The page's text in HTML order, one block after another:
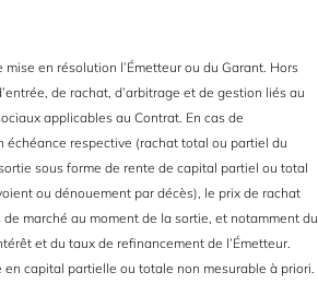
en résolution l’Émetteur ou du Garant. Hors
de rachat, d’arbitrage et de gestion liés au
applicables au Contrat. En cas de
respective (rachat total ou partiel du
sous forme de rente de capital partiel ou total
ou dénouement par décès), le prix de rachat
marché au moment de la sortie, et notamment du
et du taux de refinancement de l’Émetteur.
capital partielle ou totale non mesurable à priori.